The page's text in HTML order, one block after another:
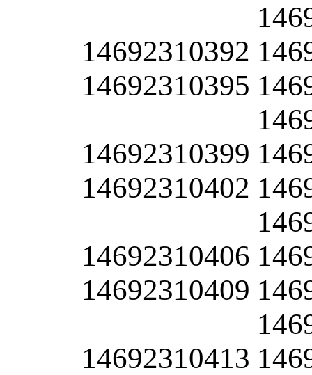
14692310392
14692310395
14692310399
14692310402
14692310406
14692310409
14692310413